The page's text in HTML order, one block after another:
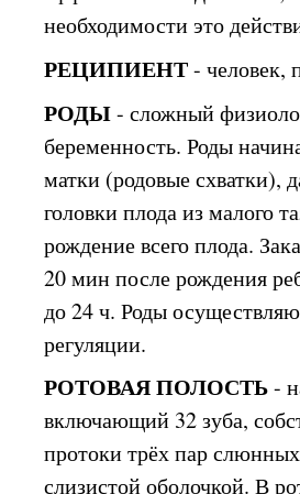
необходимости это
РЕЦИПИЕНТ- человек,
РОДЫ- сложный
беременность. Роды
матки (родовые схватки),
головки плода из малого
рождение всего плода.
20 мин после рождения
до 24 ч. Роды
регуляции.
РОТОВАЯ ПОЛОСТЬ-
включающий 32 зуба,
протоки трёх пар
слизистой оболочкой. В